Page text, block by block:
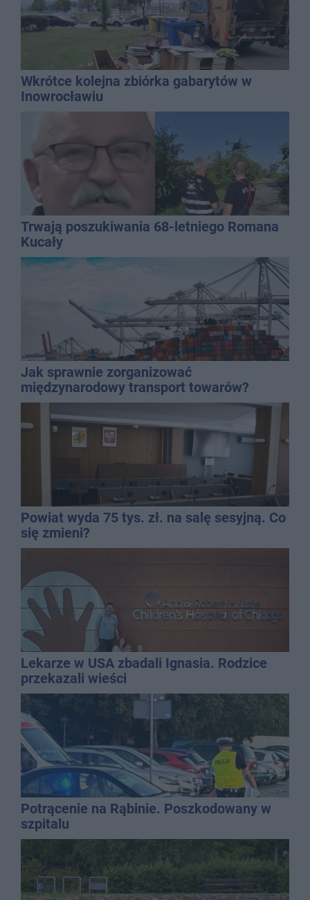
Wkrótce kolejna zbiórka gabarytów w
Inowrocławiu
Trwają poszukiwania 68-letniego Romana
Kucały
Jak sprawnie zorganizować
międzynarodowy transport towarów?
Powiat wyda 75 tys. zł. na salę sesyjną. Co
się zmieni?
Lekarze w USA zbadali Ignasia. Rodzice
przekazali wieści
Potrącenie na Rąbinie. Poszkodowany w
szpitalu